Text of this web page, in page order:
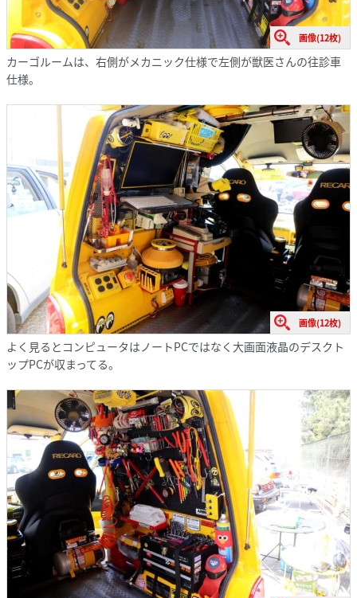
画像(12枚)
カーゴルームは、右側がメカニック仕様で左側が獣医さんの往診車
仕様。
画像(12枚)
よく見るとコンピュータはノートPCではなく大画面液晶のデスクト
ップPCが収まってる。